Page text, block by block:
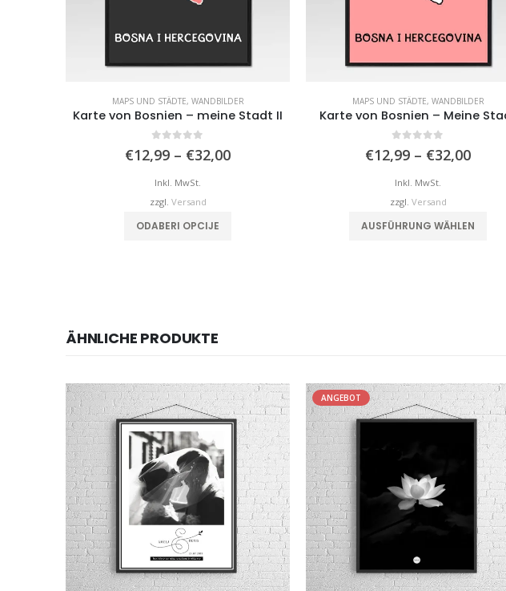
MAPS UND STÄDTE, WANDBILDER
Karte von Bosnien – meine Stadt II
€12,99 – €32,00Preisspanne:
Inkl. MwSt.
zzgl. Versand
ODABERI OPCIJE
MAPS UND STÄDTE, WANDBILDER
Karte von Bosnien – Meine
€12,99 – €32,00
Inkl. MwSt.
zzgl. Versand
AUSFÜHRUNG WÄHLEN
ÄHNLICHE PRODUKTE
ANGEBOT